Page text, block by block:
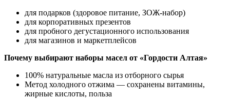
для подарков (здоровое питание, ЗОЖ-набор)
для корпоративных презентов
для пробного дегустационного использования
для магазинов и маркетплейсов
Почему выбирают наборы масел от «Гордости Алтая»
100% натуральные масла из отборного сырья
Метод холодного отжима — сохранены витамины,
жирные кислоты, польза